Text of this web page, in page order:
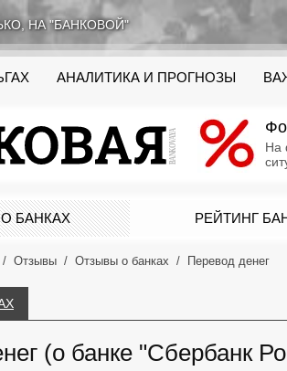
НА "БАНКОВОЙ"
АНАЛИТИКА И ПРОГНОЗЫ
На
БАНКАХ РЕЙТИНГ
Отзывы Отзывы о банках Перевод денег
(о банке "Сбербанк